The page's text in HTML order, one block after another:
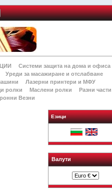
Системи защита на дома и офиса
Уреди за масажиране и отслабване
Лазерни принтери и МФУ
ролки Маслени ролки
Разни части
Везни
Езици
Валути